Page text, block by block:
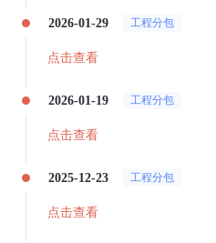
2026-01-29 工程分包
点击查看
2026-01-19 工程分包
点击查看
2025-12-23 工程分包
点击查看